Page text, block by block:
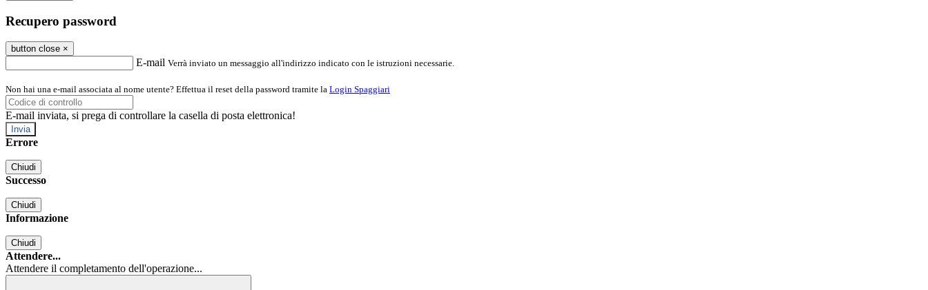
Recupero password
button close ×
E-mail Verrà inviato un messaggio all'indirizzo indicato con le istruzioni necessarie.
Non hai una e-mail associata al nome utente? Effettua il reset della password tramite la Login Spaggiari
E-mail inviata, si prega di controllare la casella di posta elettronica!
Errore
Chiudi
Successo
Chiudi
Informazione
Chiudi
Attendere...
Attendere il completamento dell'operazione...